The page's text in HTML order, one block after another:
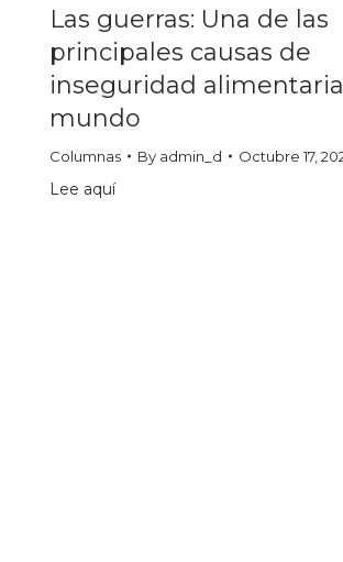
Las guerras: Una de las
principales causas de
inseguridad
mundo
Columnas By admin_d Octubre 17,
Lee aquí